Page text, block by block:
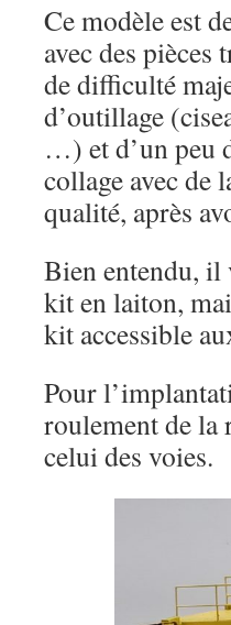
Ce modèle est
avec des pièces
de difficulté
d’outillage
…) et d’un peu
collage avec de
qualité, après
Bien entendu, il
kit en laiton,
kit accessible
Pour
roulement de la
celui des voies.